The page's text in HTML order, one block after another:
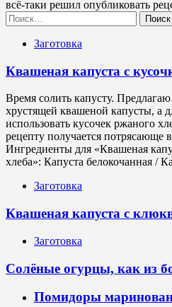
всё-таки решил опубликовать
Найти:
Заготовка
Квашеная капуста с
Время солить капусту.
хрустящей квашеной капусты, а
использовать кусочек ржаного
рецепту получается потрясающе
Ингредиенты для «Квашеная
хлеба»: Капуста белокочанная /
Заготовка
Квашеная капуста с
Заготовка
Солёные огурцы, как из
Помидоры